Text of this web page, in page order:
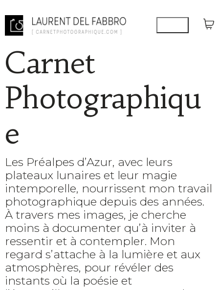
Carnet
Photographiqu
e
Les Préalpes d’Azur, avec leurs
plateaux lunaires et leur magie
intemporelle, nourrissent mon travail
photographique depuis des années.
À travers mes images, je cherche
moins à documenter qu’à inviter à
ressentir et à contempler. Mon
regard s’attache à la lumière et aux
atmosphères, pour révéler des
instants où la poésie et